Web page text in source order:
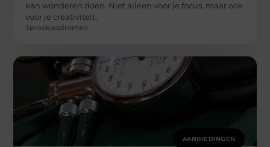
kan wonderen doen. Niet alleen voor je focus, maar ook
voor je creativiteit,
Sprookjesdromen
AANBIEDINGEN